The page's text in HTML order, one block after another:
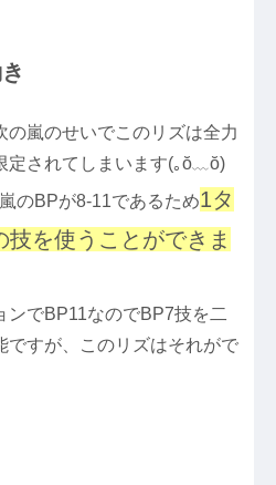
の嵐のせいでこのリズは全力
定されてしまいます(｡ŏ﹏ŏ)
のBPが8-11であるため1タ
を使うことができま
ンでBP11なのでBP7技を二
ですが、このリズはそれがで